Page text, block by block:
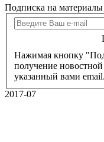
Подписка на материалы
Нажимая кнопку
получение
указанный вами email.
2017-07